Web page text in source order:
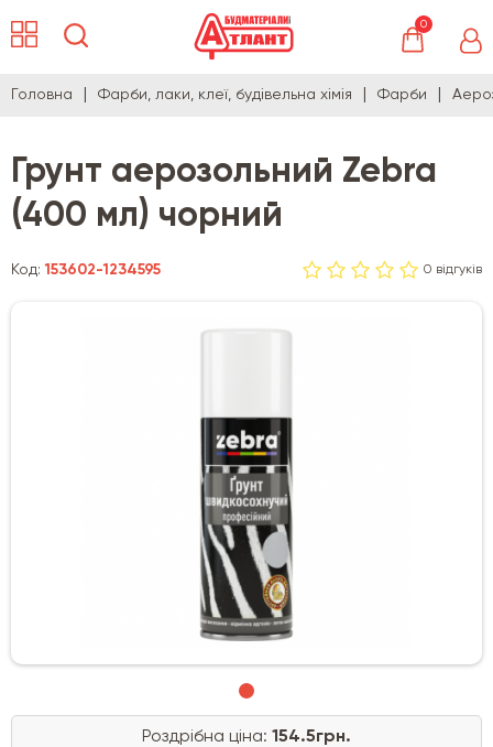
0
Головна Фарби, лаки, клеї, будівельна хімія Фарби
Грунт аерозольний Zebra
(400 мл) чорний
Код:153602-1234595 0 відгуків
Роздрібна ціна: 154.5грн.